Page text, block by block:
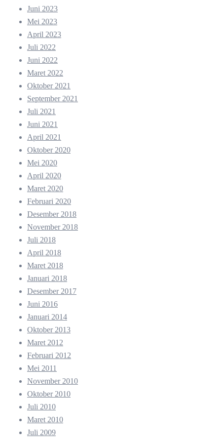
Juni 2023
Mei 2023
April 2023
Juli 2022
Juni 2022
Maret 2022
Oktober 2021
September 2021
Juli 2021
Juni 2021
April 2021
Oktober 2020
Mei 2020
April 2020
Maret 2020
Februari 2020
Desember 2018
November 2018
Juli 2018
April 2018
Maret 2018
Januari 2018
Desember 2017
Juni 2016
Januari 2014
Oktober 2013
Maret 2012
Februari 2012
Mei 2011
November 2010
Oktober 2010
Juli 2010
Maret 2010
Juli 2009